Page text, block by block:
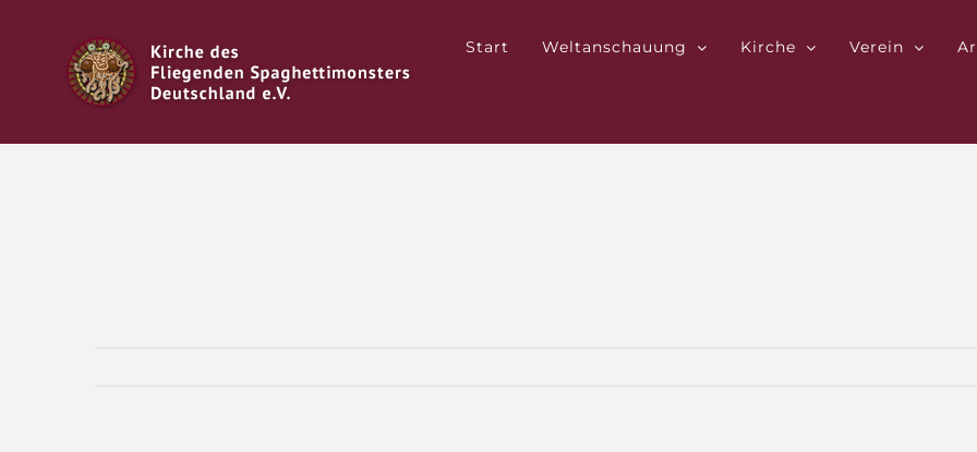
Start Weltanschauung Kirche Verein